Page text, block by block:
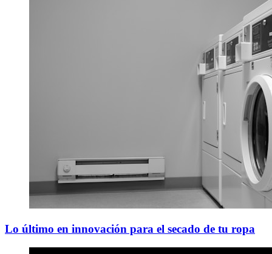
Lo último en innovación para el secado de tu ropa